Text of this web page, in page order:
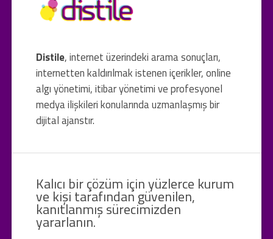
Distile, internet üzerindeki arama sonuçları,
internetten kaldırılmak istenen içerikler, online
algı yönetimi, itibar yönetimi ve profesyonel
medya ilişkileri konularında uzmanlaşmış bir
dijital ajanstır.
Kalıcı bir çözüm için yüzlerce kurum
ve kişi tarafından güvenilen,
kanıtlanmış sürecimizden
yararlanın.